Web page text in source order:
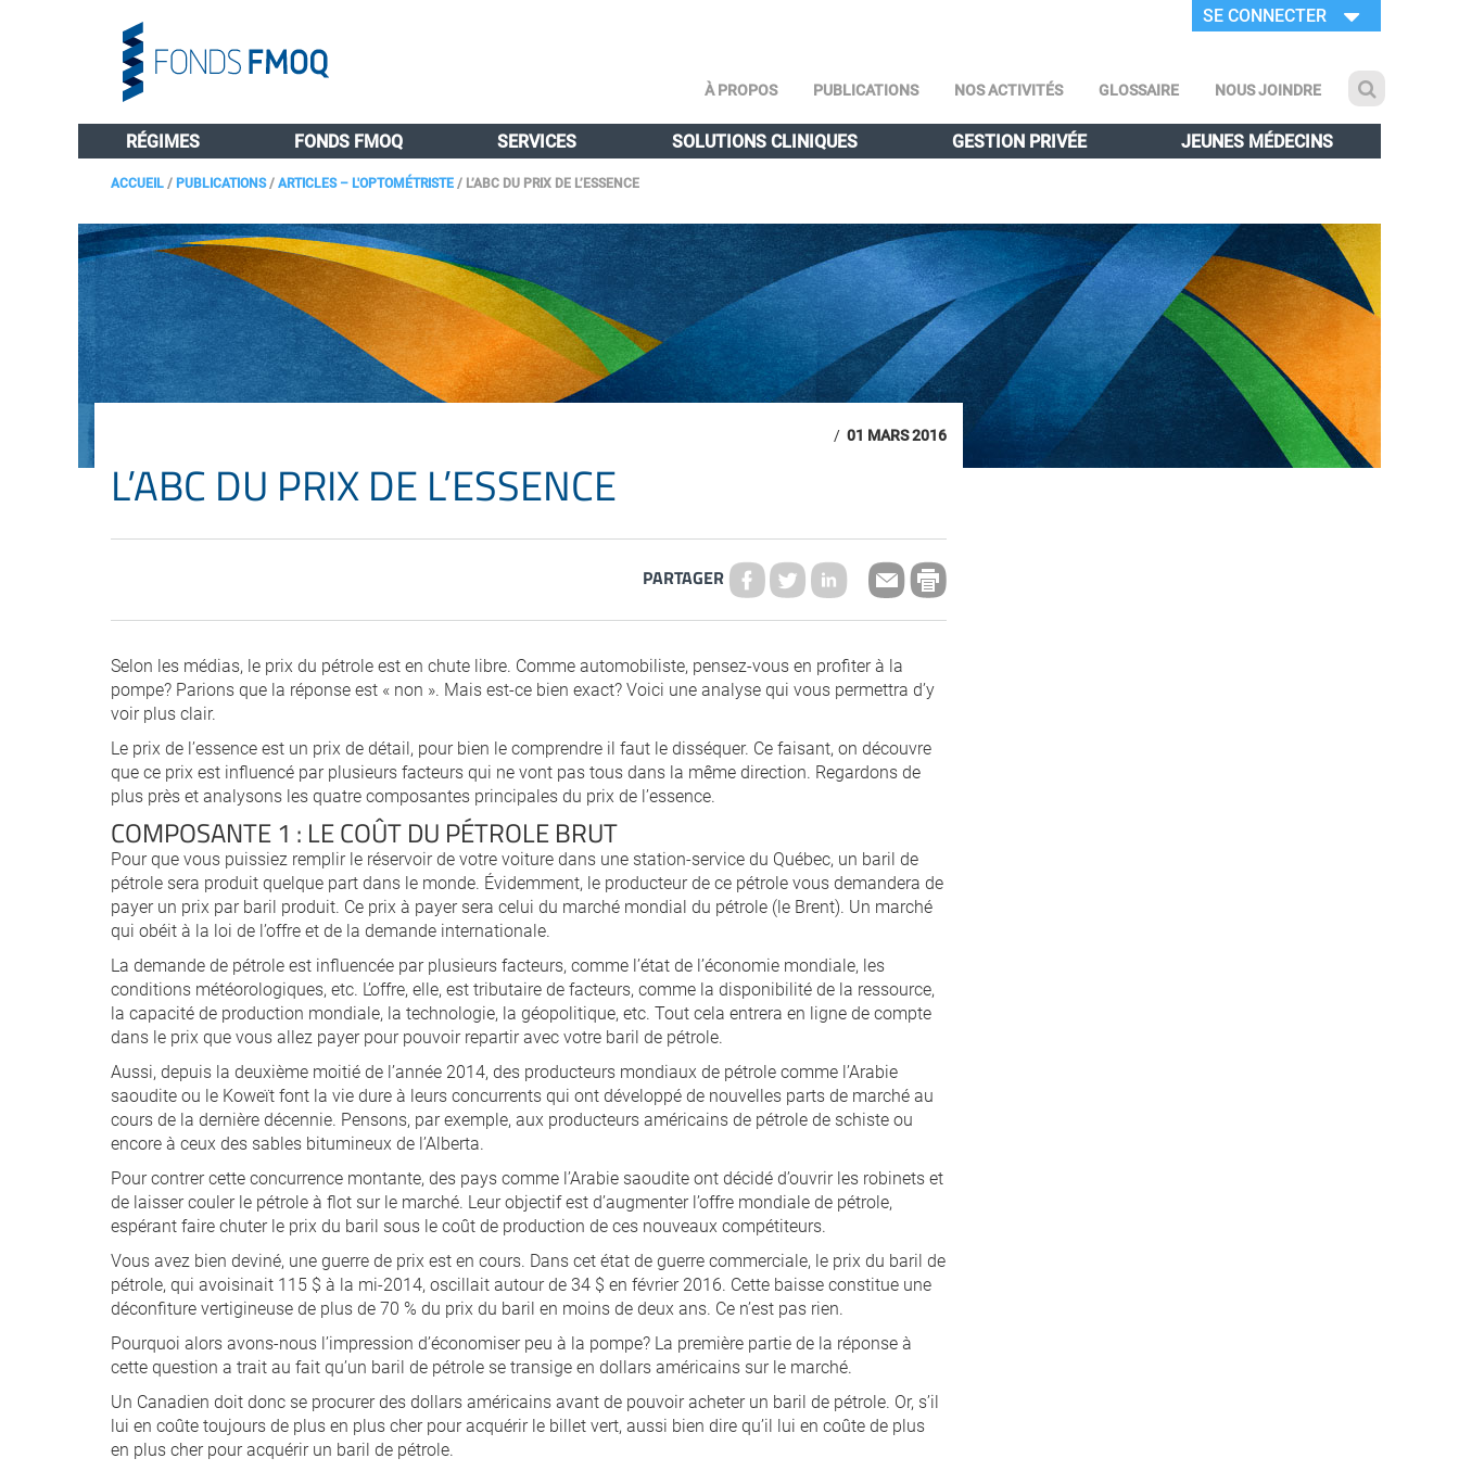
SE CONNECTER
À PROPOS PUBLICATIONS NOS ACTIVITÉS GLOSSAIRE NOUS JOINDRE
RÉGIMES FONDS FMOQ SERVICES SOLUTIONS CLINIQUES GESTION PRIVÉE JEUNES MÉDECINS
ACCUEIL/PUBLICATIONS/ARTICLES – L'OPTOMÉTRISTE/ L’ABC DU PRIX DE L’ESSENCE
/ 01 MARS 2016
L’ABC DU PRIX DE L’ESSENCE
PARTAGER
Selon les médias, le prix du pétrole est en chute libre. Comme automobiliste, pensez-vous en profiter à la
pompe? Parions que la réponse est « non ». Mais est-ce bien exact? Voici une analyse qui vous permettra d’y
voir plus clair.
Le prix de l’essence est un prix de détail, pour bien le comprendre il faut le disséquer. Ce faisant, on découvre
que ce prix est influencé par plusieurs facteurs qui ne vont pas tous dans la même direction. Regardons de
plus près et analysons les quatre composantes principales du prix de l’essence.
COMPOSANTE 1 : LE COÛT DU PÉTROLE BRUT
Pour que vous puissiez remplir le réservoir de votre voiture dans une station-service du Québec, un baril de
pétrole sera produit quelque part dans le monde. Évidemment, le producteur de ce pétrole vous demandera de
payer un prix par baril produit. Ce prix à payer sera celui du marché mondial du pétrole (le Brent). Un marché
qui obéit à la loi de l’offre et de la demande internationale.
La demande de pétrole est influencée par plusieurs facteurs, comme l’état de l’économie mondiale, les
conditions météorologiques, etc. L’offre, elle, est tributaire de facteurs, comme la disponibilité de la ressource,
la capacité de production mondiale, la technologie, la géopolitique, etc. Tout cela entrera en ligne de compte
dans le prix que vous allez payer pour pouvoir repartir avec votre baril de pétrole.
Aussi, depuis la deuxième moitié de l’année 2014, des producteurs mondiaux de pétrole comme l’Arabie
saoudite ou le Koweït font la vie dure à leurs concurrents qui ont développé de nouvelles parts de marché au
cours de la dernière décennie. Pensons, par exemple, aux producteurs américains de pétrole de schiste ou
encore à ceux des sables bitumineux de l’Alberta.
Pour contrer cette concurrence montante, des pays comme l’Arabie saoudite ont décidé d’ouvrir les robinets et
de laisser couler le pétrole à flot sur le marché. Leur objectif est d’augmenter l’offre mondiale de pétrole,
espérant faire chuter le prix du baril sous le coût de production de ces nouveaux compétiteurs.
Vous avez bien deviné, une guerre de prix est en cours. Dans cet état de guerre commerciale, le prix du baril de
pétrole, qui avoisinait 115 $ à la mi-2014, oscillait autour de 34 $ en février 2016. Cette baisse constitue une
déconfiture vertigineuse de plus de 70 % du prix du baril en moins de deux ans. Ce n’est pas rien.
Pourquoi alors avons-nous l’impression d’économiser peu à la pompe? La première partie de la réponse à
cette question a trait au fait qu’un baril de pétrole se transige en dollars américains sur le marché.
Un Canadien doit donc se procurer des dollars américains avant de pouvoir acheter un baril de pétrole. Or, s’il
lui en coûte toujours de plus en plus cher pour acquérir le billet vert, aussi bien dire qu’il lui en coûte de plus
en plus cher pour acquérir un baril de pétrole.